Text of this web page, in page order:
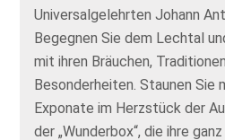
Universalgelehrten Johann
Begegnen Sie dem Lechtal
mit ihren Bräuchen,
Besonderheiten. Staunen Sie
Exponate im Herzstück der
der „Wunderbox“, die ihre